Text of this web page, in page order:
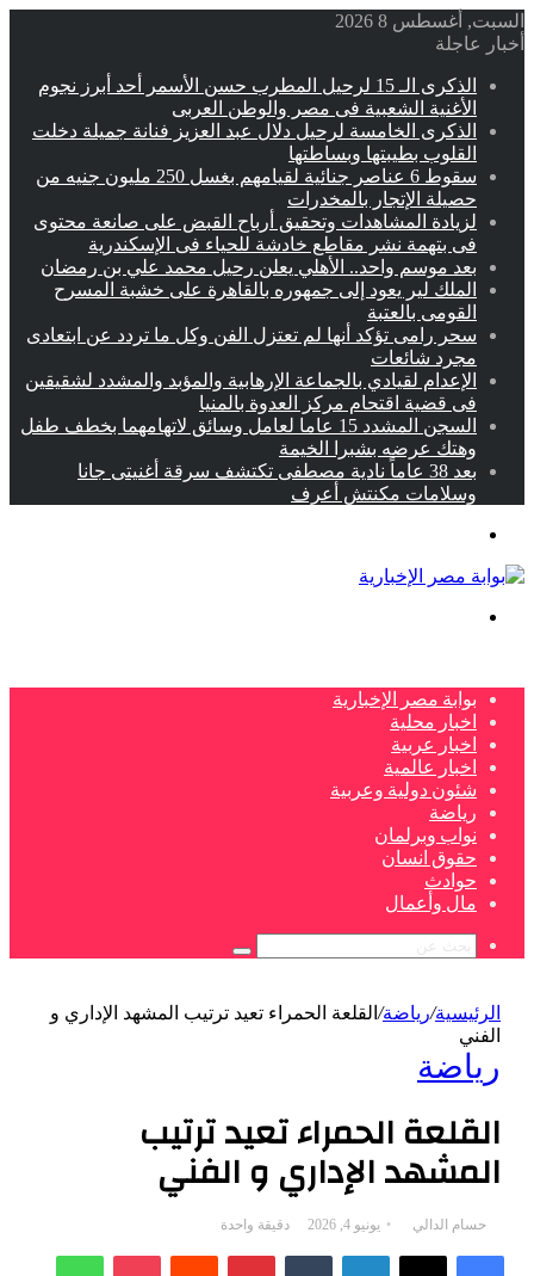
السبت, أغسطس 8 2026
أخبار عاجلة
الذكرى الـ 15 لرحيل المطرب حسن الأسمر أحد أبرز نجوم
الأغنية الشعبية فى مصر والوطن العربى
الذكرى الخامسة لرحيل دلال عبد العزيز فنانة جميلة دخلت
القلوب بطيبتها وبساطتها
سقوط 6 عناصر جنائية لقيامهم بغسل 250 مليون جنيه من
حصيلة الإتجار بالمخدرات
لزيادة المشاهدات وتحقيق أرباح القبض على صانعة محتوى
فى بتهمة نشر مقاطع خادشة للحياء فى الإسكندرية
بعد موسم واحد.. الأهلي يعلن رحيل محمد علي بن رمضان
الملك لير يعود إلى جمهوره بالقاهرة على خشبة المسرح
القومى بالعتبة
سحر رامى تؤكد أنها لم تعتزل الفن وكل ما تردد عن ابتعادى
مجرد شائعات
الإعدام لقيادي بالجماعة الإرهابية والمؤبد والمشدد لشقيقين
فى قضية اقتحام مركز العدوة بالمنيا
السجن المشدد 15 عاما لعامل وسائق لاتهامهما بخطف طفل
وهتك عرضه بشبرا الخيمة
بعد 38 عاماً نادية مصطفى تكتشف سرقة أغنيتى جانا
وسلامات مكنتش أعرف
بوابة مصر الإخبارية
اخبار محلية
اخبار عربية
اخبار عالمية
شئون دولية وعربية
رياضة
نواب وبرلمان
حقوق انسان
حوادث
مال وأعمال
بحث
الرئيسية/رياضة/ القلعة الحمراء تعيد ترتيب المشهد الإداري و
الفني
رياضة
القلعة الحمراء تعيد ترتيب
المشهد الإداري و الفني
حسام الدالي
أرسل
بريدا
يونيو 4, 2026 دقيقة واحدة
فيسبوك‫X لينكدإن بينتيريست ‫Pocket واتساب